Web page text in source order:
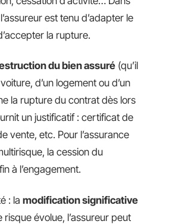
est tenu d’adapter le
la rupture.
du bien assuré (qu’il
d’un logement ou d’un
la rupture du contrat dès lors
un justificatif : certificat de
vente, etc. Pour l’assurance
la cession du
à l’engagement.
: la modification significative
risque évolue, l’assureur peut